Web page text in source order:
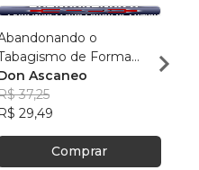
o
de Forma
Ascaneo
37,25
R$ 29,49
Comprar
Don